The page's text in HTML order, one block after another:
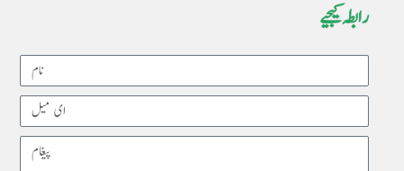
رابطہ کیجیے
Name
Email
Message